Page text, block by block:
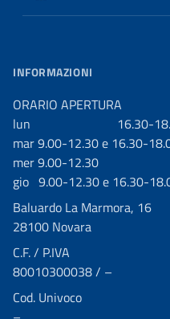
INFORMAZIONI
ORARIO APERTURA
lun 16.30-
mar 9.00-12.30 e 16.30-
mer 9.00-12.30
gio 9.00-12.30 e 16.30-
Baluardo La Marmora, 16
28100 Novara
C.F. / P.IVA
80010300038 / –
Cod. Univoco